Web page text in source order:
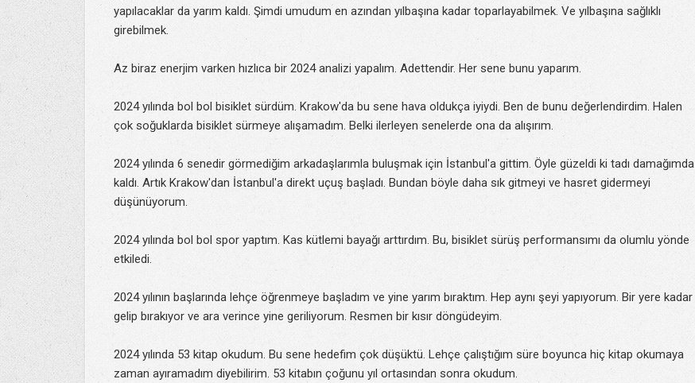
yapılacaklar da yarım kaldı. Şimdi umudum en azından yılbaşına kadar toparlayabilmek. Ve yılbaşına sağlıklı
girebilmek.
Az biraz enerjim varken hızlıca bir 2024 analizi yapalım. Adettendir. Her sene bunu yaparım.
2024 yılında bol bol bisiklet sürdüm. Krakow'da bu sene hava oldukça iyiydi. Ben de bunu değerlendirdim. Halen
çok soğuklarda bisiklet sürmeye alışamadım. Belki ilerleyen senelerde ona da alışırım.
2024 yılında 6 senedir görmediğim arkadaşlarımla buluşmak için İstanbul'a gittim. Öyle güzeldi ki tadı damağımda
kaldı. Artık Krakow'dan İstanbul'a direkt uçuş başladı. Bundan böyle daha sık gitmeyi ve hasret gidermeyi
düşünüyorum.
2024 yılında bol bol spor yaptım. Kas kütlemi bayağı arttırdım. Bu, bisiklet sürüş performansımı da olumlu yönde
etkiledi.
2024 yılının başlarında lehçe öğrenmeye başladım ve yine yarım bıraktım. Hep aynı şeyi yapıyorum. Bir yere kadar
gelip bırakıyor ve ara verince yine geriliyorum. Resmen bir kısır döngüdeyim.
2024 yılında 53 kitap okudum. Bu sene hedefim çok düşüktü. Lehçe çalıştığım süre boyunca hiç kitap okumaya
zaman ayıramadım diyebilirim. 53 kitabın çoğunu yıl ortasından sonra okudum.